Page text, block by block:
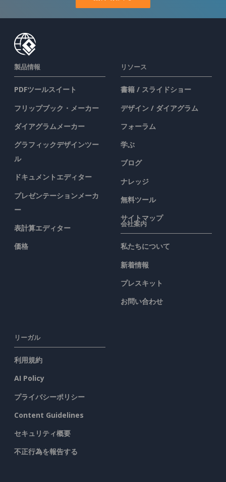
製品情報
PDFツールスイート
フリップブック・メーカー
ダイアグラムメーカー
グラフィックデザインツー
ル
ドキュメントエディター
プレゼンテーションメーカ
ー
表計算エディター
価格
リソース
書籍 / スライドショー
デザイン / ダイアグラム
フォーラム
学ぶ
ブログ
ナレッジ
無料ツール
サイトマップ
会社案内
私たちについて
新着情報
プレスキット
お問い合わせ
リーガル
利用規約
AI Policy
プライバシーポリシー
Content Guidelines
セキュリティ概要
不正行為を報告する